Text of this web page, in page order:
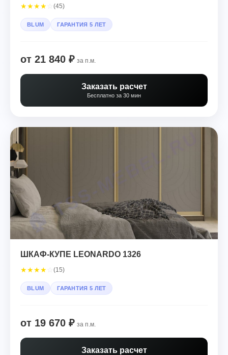
★★★★ (45)
BLUM ГАРАНТИЯ 5 ЛЕТ
от 21 840 ₽ за п.м.
Заказать расчет
Бесплатно за 30 мин
ШКАФ-КУПЕ LEONARDO 1326
★★★★ (15)
BLUM ГАРАНТИЯ 5 ЛЕТ
от 19 670 ₽ за п.м.
Заказать расчет